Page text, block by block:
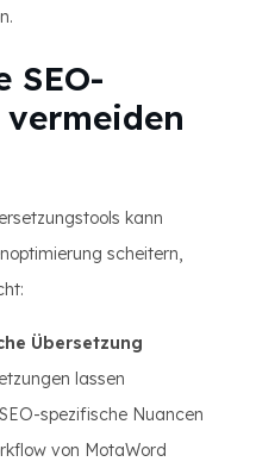
SEO-
vermeiden
kann
scheitern,
Übersetzung
lassen
spezifische Nuancen
von MotaWord